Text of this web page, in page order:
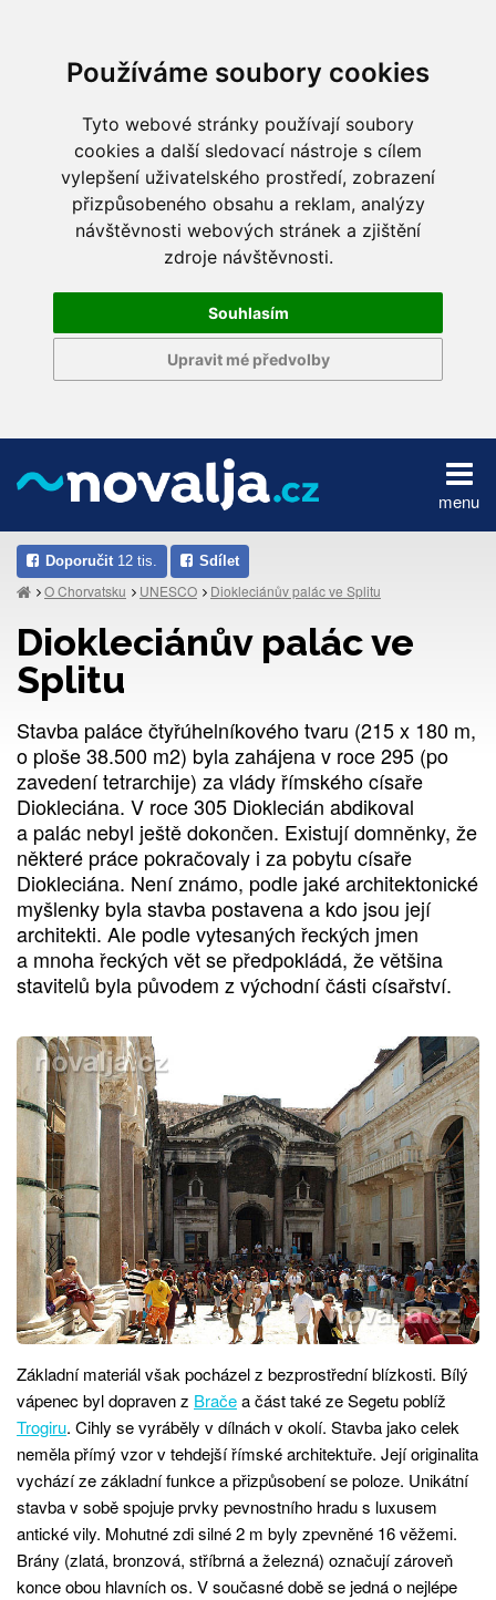
Používáme soubory cookies
Tyto webové stránky používají soubory
cookies a další sledovací nástroje s cílem
vylepšení uživatelského prostředí, zobrazení
přizpůsobeného obsahu a reklam, analýzy
návštěvnosti webových stránek a zjištění
zdroje návštěvnosti.
Souhlasím
Upravit mé předvolby
menu
Doporučit 12 tis. Sdílet
O Chorvatsku UNESCO Diokleciánův palác ve Splitu
Diokleciánův palác ve
Splitu
Stavba paláce čtyřúhelníkového tvaru (215 x 180 m,
o ploše 38.500 m2) byla zahájena v roce 295 (po
zavedení tetrarchije) za vlády římského císaře
Diokleciána. V roce 305 Dioklecián abdikoval
a palác nebyl ještě dokončen. Existují domněnky, že
některé práce pokračovaly i za pobytu císaře
Diokleciána. Není známo, podle jaké architektonické
myšlenky byla stavba postavena a kdo jsou její
architekti. Ale podle vytesaných řeckých jmen
a mnoha řeckých vět se předpokládá, že většina
stavitelů byla původem z východní části císařství.
Základní materiál však pocházel z bezprostřední blízkosti. Bílý
vápenec byl dopraven z Bračea část také ze Segetu poblíž
Trogiru. Cihly se vyráběly v dílnách v okolí. Stavba jako celek
neměla přímý vzor v tehdejší římské architektuře. Její originalita
vychází ze základní funkce a přizpůsobení se poloze. Unikátní
stavba v sobě spojuje prvky pevnostního hradu s luxusem
antické vily. Mohutné zdi silné 2 m byly zpevněné 16 věžemi.
Brány (zlatá, bronzová, stříbrná a železná) označují zároveň
konce obou hlavních os. V současné době se jedná o nejlépe